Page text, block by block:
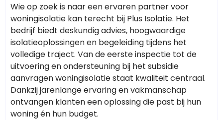
Wie op zoek is naar een ervaren partner voor
woningisolatie kan terecht bij Plus Isolatie. Het
bedrijf biedt deskundig advies, hoogwaardige
isolatieoplossingen en begeleiding tijdens het
volledige traject. Van de eerste inspectie tot de
uitvoering en ondersteuning bij het subsidie
aanvragen woningisolatie staat kwaliteit centraal.
Dankzij jarenlange ervaring en vakmanschap
ontvangen klanten een oplossing die past bij hun
woning én hun budget.